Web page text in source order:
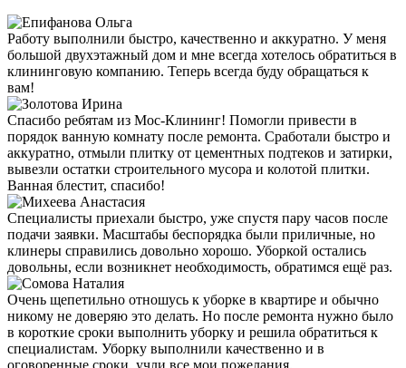
Работу выполнили быстро, качественно и аккуратно. У меня
большой двухэтажный дом и мне всегда хотелось обратиться в
клининговую компанию. Теперь всегда буду обращаться к
вам!
Спасибо ребятам из Мос-Клининг! Помогли привести в
порядок ванную комнату после ремонта. Сработали быстро и
аккуратно, отмыли плитку от цементных подтеков и затирки,
вывезли остатки строительного мусора и колотой плитки.
Ванная блестит, спасибо!
Специалисты приехали быстро, уже спустя пару часов после
подачи заявки. Масштабы беспорядка были приличные, но
клинеры справились довольно хорошо. Уборкой остались
довольны, если возникнет необходимость, обратимся ещё раз.
Очень щепетильно отношусь к уборке в квартире и обычно
никому не доверяю это делать. Но после ремонта нужно было
в короткие сроки выполнить уборку и решила обратиться к
специалистам. Уборку выполнили качественно и в
оговоренные сроки, учли все мои пожелания.